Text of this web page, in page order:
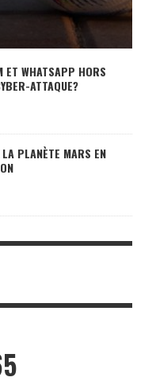
ET WHATSAPP HORS
ATTAQUE?
PLANÈTE MARS EN